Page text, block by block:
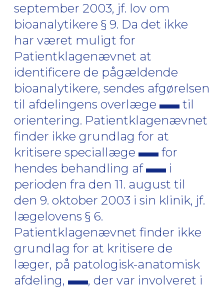
september 2003, jf. lov om
bioanalytikere § 9. Da det ikke
har været muligt for
Patientklagenævnet at
identificere de pågældende
bioanalytikere, sendes afgørelsen
til afdelingens overlæge
til
orientering. Patientklagenævnet
finder ikke grundlag for at
kritisere speciallæge
for
hendes behandling af
i
perioden fra den 11. august til
den 9. oktober 2003 i sin klinik, jf.
lægelovens § 6.
Patientklagenævnet finder ikke
grundlag for at kritisere de
læger, på patologisk-anatomisk
afdeling,
, der var involveret i